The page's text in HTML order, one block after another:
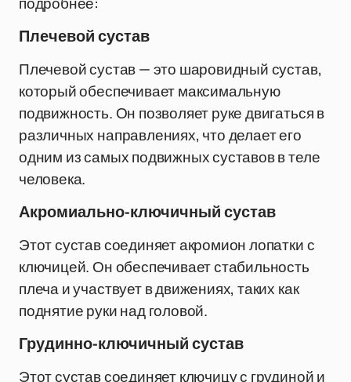
Плечевой сустав
Плечевой сустав — это шаровидный сустав,
который обеспечивает максимальную
подвижность. Он позволяет руке двигаться в
различных направлениях, что делает его
одним из самых подвижных суставов в теле
человека.
Акромиально-ключичный сустав
Этот сустав соединяет акромион лопатки с
ключицей. Он обеспечивает стабильность
плеча и участвует в движениях, таких как
поднятие руки над головой.
Грудинно-ключичный сустав
Этот сустав соединяет ключицу с грудиной и